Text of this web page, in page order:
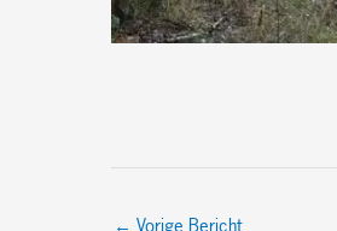
← Vorige Bericht